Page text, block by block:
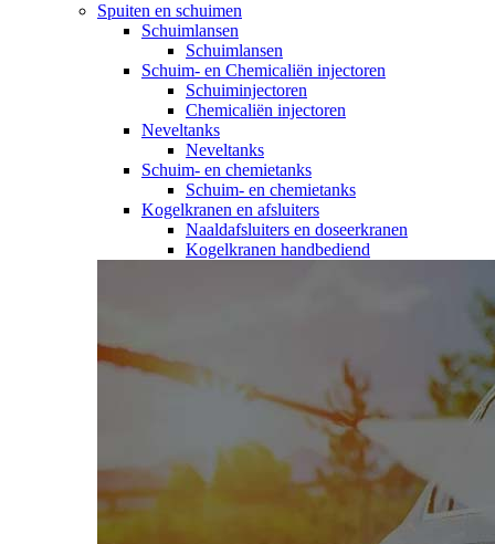
Spuiten en schuimen
Schuimlansen
Schuimlansen
Schuim- en Chemicaliën injectoren
Schuiminjectoren
Chemicaliën injectoren
Neveltanks
Neveltanks
Schuim- en chemietanks
Schuim- en chemietanks
Kogelkranen en afsluiters
Naaldafsluiters en doseerkranen
Kogelkranen handbediend